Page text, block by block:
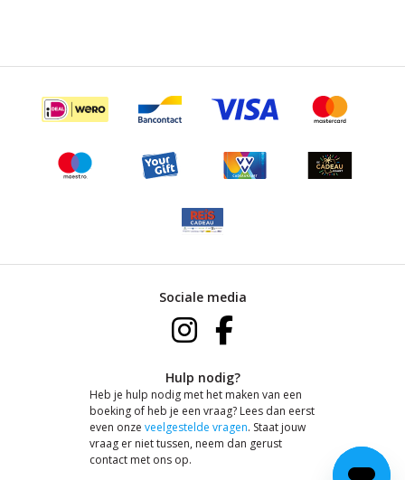
Sociale media
Hulp nodig?
Heb je hulp nodig met het maken van een
boeking of heb je een vraag? Lees dan eerst
even onze veelgestelde vragen. Staat jouw
vraag er niet tussen, neem dan gerust
contact met ons op.